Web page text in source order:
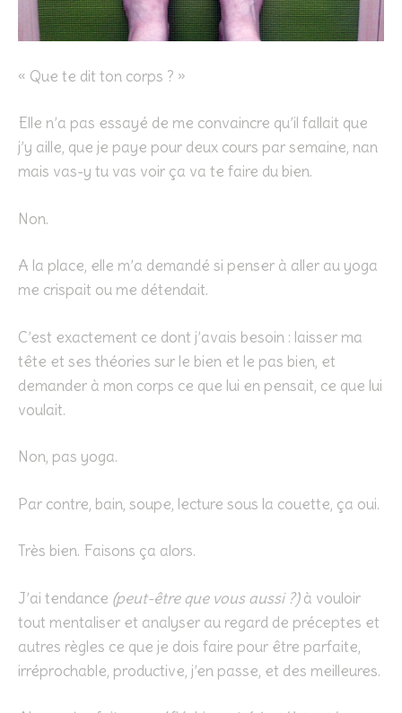
« Que te dit ton corps ? »
Elle n’a pas essayé de me convaincre qu’il fallait que
j’y aille, que je paye pour deux cours par semaine, nan
mais vas-y tu vas voir ça va te faire du bien.
Non.
A la place, elle m’a demandé si penser à aller au yoga
me crispait ou me détendait.
C’est exactement ce dont j’avais besoin : laisser ma
tête et ses théories sur le bien et le pas bien, et
demander à mon corps ce que lui en pensait, ce que lui
voulait.
Non, pas yoga.
Par contre, bain, soupe, lecture sous la couette, ça oui.
Très bien. Faisons ça alors.
J’ai tendance (peut-être que vous aussi ?)à vouloir
tout mentaliser et analyser au regard de préceptes et
autres règles ce que je dois faire pour être parfaite,
irréprochable, productive, j’en passe, et des meilleures.